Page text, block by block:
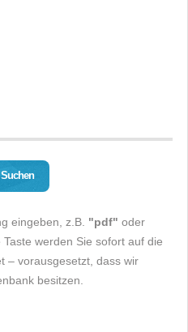
Suchen
eingeben, z.B. "pdf" oder
werden Sie sofort auf die
– vorausgesetzt, dass wir
besitzen.